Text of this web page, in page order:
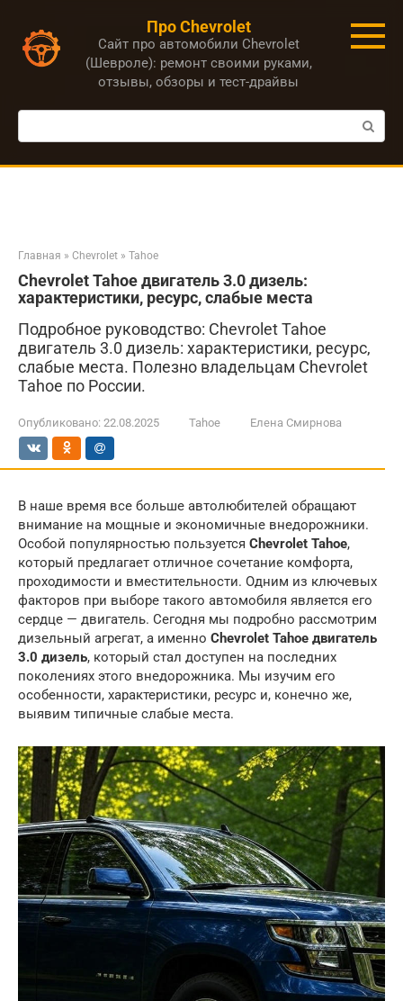
контенту
Про Chevrolet
Сайт про автомобили Chevrolet
(Шевроле): ремонт своими руками,
отзывы, обзоры и тест-драйвы
Поиск:
Главная » Chevrolet » Tahoe
Chevrolet Tahoe двигатель 3.0 дизель:
характеристики, ресурс, слабые места
Подробное руководство: Chevrolet Tahoe
двигатель 3.0 дизель: характеристики, ресурс,
слабые места. Полезно владельцам Chevrolet
Tahoe по России.
Опубликовано: 22.08.2025 Tahoe Елена Смирнова
В наше время все больше автолюбителей обращают
внимание на мощные и экономичные внедорожники.
Особой популярностью пользуется Chevrolet Tahoe,
который предлагает отличное сочетание комфорта,
проходимости и вместительности. Одним из ключевых
факторов при выборе такого автомобиля является его
сердце — двигатель. Сегодня мы подробно рассмотрим
дизельный агрегат, а именно Chevrolet Tahoe двигатель
3.0 дизель, который стал доступен на последних
поколениях этого внедорожника. Мы изучим его
особенности, характеристики, ресурс и, конечно же,
выявим типичные слабые места.